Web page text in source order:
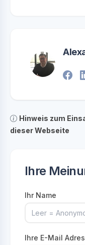
Hinweis zum
dieser Webseite
Ihre
Ihr Name
Ihre E-Mail